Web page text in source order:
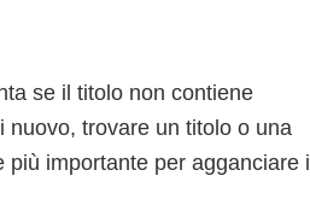
se il titolo non contiene
nuovo, trovare un titolo o una
importante per agganciare il